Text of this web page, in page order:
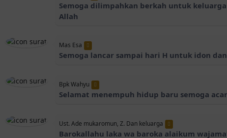
Semoga dilimpahkan berkah untuk
Allah
Mas Esa
Semoga lancar sampai hari H untuk idon
Bpk Wahyu
Selamat menempuh hidup baru semoga
Ust. Ade mukaromun, Z. Dan keluarga
Barokallahu laka wa baroka alaikum